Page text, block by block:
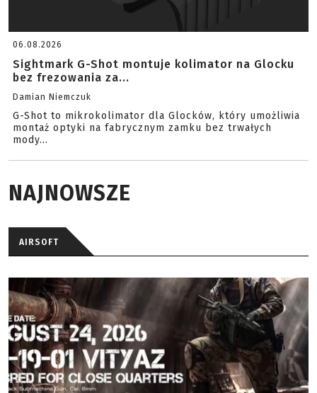
06.08.2026
Sightmark G-Shot montuje kolimator na Glocku
bez frezowania za...
Damian Niemczuk
G-Shot to mikrokolimator dla Glocków, który umożliwia
montaż optyki na fabrycznym zamku bez trwałych
mody...
NAJNOWSZE
AIRSOFT